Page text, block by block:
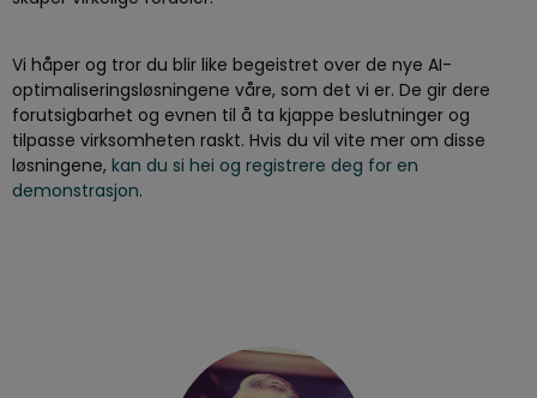
Vi håper og tror du blir like begeistret over de nye AI-
optimaliseringsløsningene våre, som det vi er. De gir dere
forutsigbarhet og evnen til å ta kjappe beslutninger og
tilpasse virksomheten raskt. Hvis du vil vite mer om disse
løsningene, kan du si hei og registrere deg for en
demonstrasjon.